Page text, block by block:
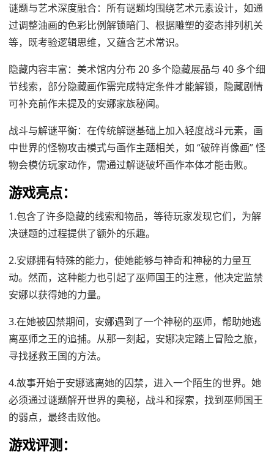
谜题与艺术深度融合：所有谜题均围绕艺术元素设计，如通
过调整油画的色彩比例解锁暗门、根据雕塑的姿态排列机关
等，既考验逻辑思维，又蕴含艺术常识。
隐藏内容丰富：美术馆内分布 20 多个隐藏展品与 40 多个细
节线索，部分隐藏画作需完成特定条件才能解锁，隐藏剧情
可补充前作未提及的安娜家族秘闻。
战斗与解谜平衡：在传统解谜基础上加入轻度战斗元素，画
中世界的怪物攻击模式与画作主题相关，如 “破碎肖像画” 怪
物会模仿玩家动作，需通过解谜破坏画作本体才能击败。
游戏亮点：
1.包含了许多隐藏的线索和物品，等待玩家发现它们，为解
决谜题的过程提供了额外的乐趣。
2.安娜拥有特殊的能力，使她能够与神奇和神秘的力量互
动。然而，这种能力也引起了巫师国王的注意，他决定监禁
安娜以获得她的力量。
3.在她被囚禁期间，安娜遇到了一个神秘的巫师，帮助她逃
离巫师之王的追捕。从那一刻起，安娜决定踏上冒险之旅，
寻找拯救王国的方法。
4.故事开始于安娜逃离她的囚禁，进入一个陌生的世界。她
必须通过谜题解开世界的奥秘，战斗和探索，找到巫师国王
的弱点，最终击败他。
游戏评测：